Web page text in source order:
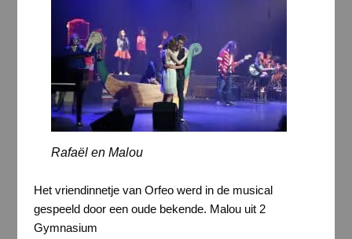
Rafaël en Malou
Het vriendinnetje van Orfeo werd in de musical
gespeeld door een oude bekende. Malou uit 2
Gymnasium